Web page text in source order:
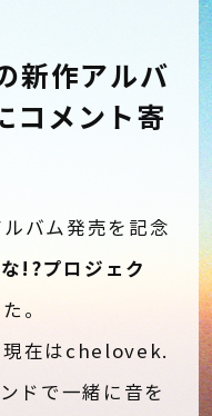
新作アルバ
コメント寄
バム発売を記念
!?プロジェク
。
現在はchelovek.
ドで一緒に音を